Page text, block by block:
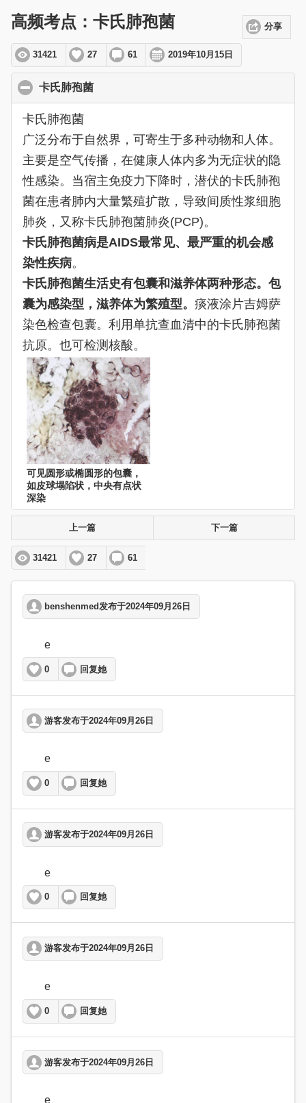
高频考点：卡氏肺孢菌 分享
31421 27 61 2019年10月15日
卡氏肺孢菌
卡氏肺孢菌
广泛分布于自然界，可寄生于多种动物和人体。
主要是空气传播，在健康人体内多为无症状的隐
性感染。当宿主免疫力下降时，潜伏的卡氏肺孢
菌在患者肺内大量繁殖扩散，导致间质性浆细胞
肺炎，又称卡氏肺孢菌肺炎(PCP)。
卡氏肺孢菌病是AIDS最常见、最严重的机会感
染性疾病。
卡氏肺孢菌生活史有包囊和滋养体两种形态。包
囊为感染型，滋养体为繁殖型。 痰液涂片吉姆萨
染色检查包囊。利用单抗查血清中的卡氏肺孢菌
抗原。也可检测核酸。
可见圆形或椭圆形的包囊，
如皮球塌陷状，中央有点状
深染
上一篇 下一篇
31421 27 61
benshenmed发布于2024年09月26日
	e
0 回复她
游客发布于2024年09月26日
	e
0 回复她
游客发布于2024年09月26日
	e
0 回复她
游客发布于2024年09月26日
	e
0 回复她
游客发布于2024年09月26日
	e